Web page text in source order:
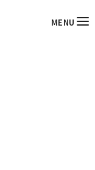
MENU